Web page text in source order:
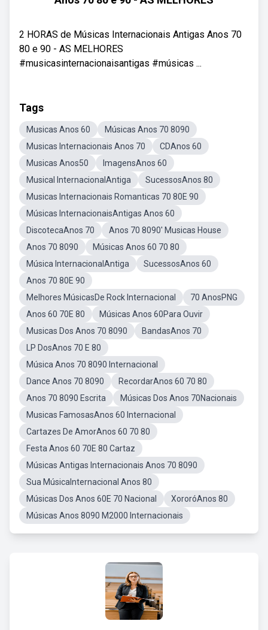
2 HORAS de Músicas Internacionais Antigas Anos 70
80 e 90 - AS MELHORES
#musicasinternacionaisantigas #músicas ...
Tags
Musicas Anos 60
Músicas Anos 70 8090
Musicas Internacionais Anos 70
CDAnos 60
Musicas Anos50
ImagensAnos 60
Musical InternacionalAntiga
SucessosAnos 80
Musicas Internacionais Romanticas 70 80E 90
Músicas InternacionaisAntigas Anos 60
DiscotecaAnos 70
Anos 70 8090' Musicas House
Anos 70 8090
Músicas Anos 60 70 80
Música InternacionalAntiga
SucessosAnos 60
Anos 70 80E 90
Melhores MúsicasDe Rock Internacional
70 AnosPNG
Anos 60 70E 80
Músicas Anos 60Para Ouvir
Musicas Dos Anos 70 8090
BandasAnos 70
LP DosAnos 70 E 80
Música Anos 70 8090 Internacional
Dance Anos 70 8090
RecordarAnos 60 70 80
Anos 70 8090 Escrita
Músicas Dos Anos 70Nacionais
Musicas FamosasAnos 60 Internacional
Cartazes De AmorAnos 60 70 80
Festa Anos 60 70E 80 Cartaz
Músicas Antigas Internacionais Anos 70 8090
Sua MúsicaInternacional Anos 80
Músicas Dos Anos 60E 70 Nacional
XororóAnos 80
Músicas Anos 8090 M2000 Internacionais